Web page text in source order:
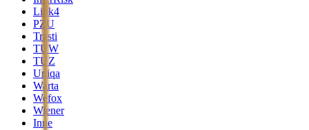
Link4
PZU
Trasti
TUW
TUZ
Uniqa
Warta
Wefox
Wiener
Inne